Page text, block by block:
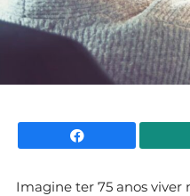
Imagine ter 75 anos